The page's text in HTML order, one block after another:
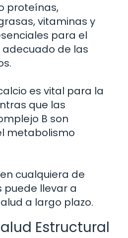
proteínas,
vitaminas y
para el
de las
es vital para la
que las
B son
metabolismo
cualquiera de
puede llevar a
a largo plazo.
Estructural